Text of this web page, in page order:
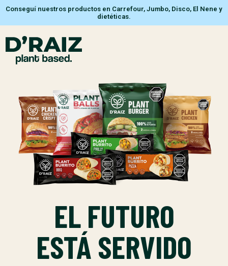
Conseguí nuestros productos en Carrefour, Jumbo, Disco, El Nene y
dietéticas.
EL FUTURO
ESTÁ SERVIDO